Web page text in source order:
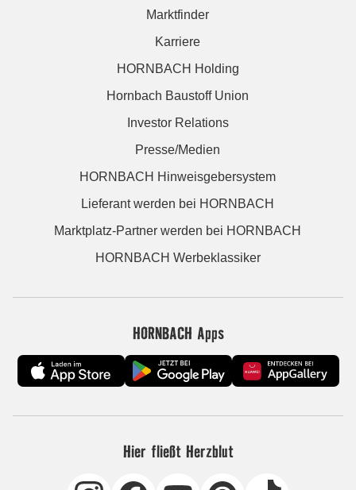
Marktfinder
Karriere
HORNBACH Holding
Hornbach Baustoff Union
Investor Relations
Presse/Medien
HORNBACH Hinweisgebersystem
Lieferant werden bei HORNBACH
Marktplatz-Partner werden bei HORNBACH
HORNBACH Werbeklassiker
HORNBACH Apps
Hier fließt Herzblut